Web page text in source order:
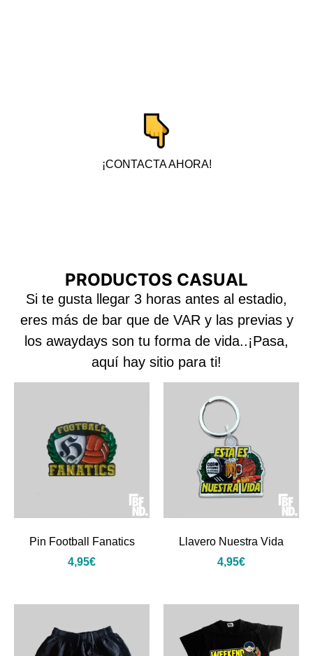
¡CONTACTA AHORA!
PRODUCTOS CASUAL​
Si te gusta llegar 3 horas antes al estadio,
eres más de bar que de VAR y las previas y
los awaydays son tu forma de vida..¡Pasa,
aquí hay sitio para ti!
Pin Football Fanatics
4,95€
Llavero Nuestra Vida
4,95€